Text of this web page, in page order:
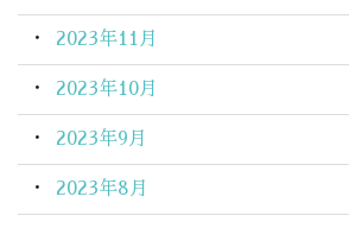
2023年11月
2023年10月
2023年9月
2023年8月